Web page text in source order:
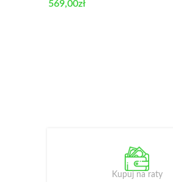
569,00zł
Kupuj na raty